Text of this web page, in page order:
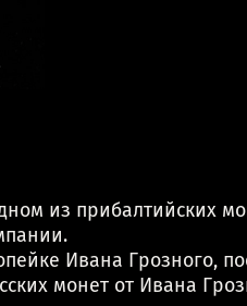
из прибалтийских
Ивана Грозного,
монет от Ивана